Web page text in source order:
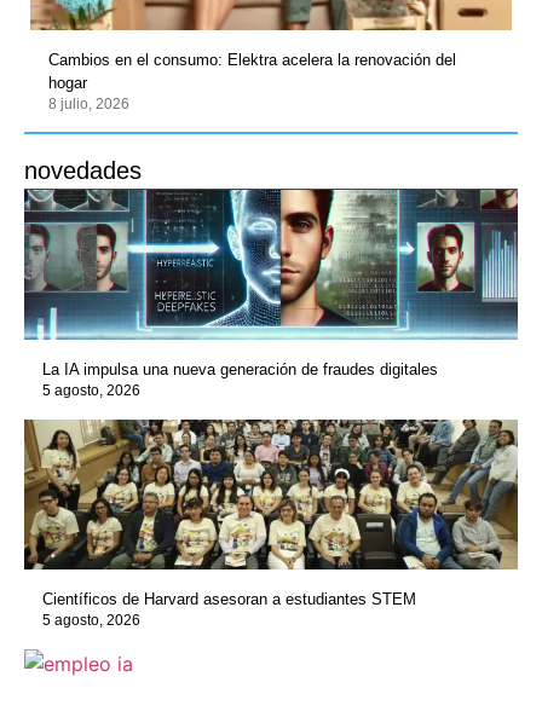
Cambios en el consumo: Elektra acelera la renovación del
hogar
8 julio, 2026
novedades
La IA impulsa una nueva generación de fraudes digitales
5 agosto, 2026
Científicos de Harvard asesoran a estudiantes STEM
5 agosto, 2026